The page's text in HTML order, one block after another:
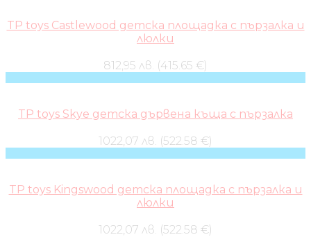
TP toys Castlewood детска площадка с пързалка и
люлки
812,95 лв. (415.65 €)
TP toys Skye детска дървена къща с пързалка
1022,07 лв. (522.58 €)
TP toys Kingswood детска площадка с пързалка и
люлки
1022,07 лв. (522.58 €)